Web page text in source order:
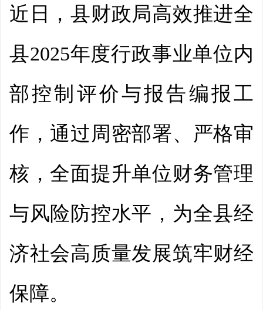
近日，县财政局高效推进全
县2025年度行政事业单位内
部控制评价与报告编报工
作，通过周密部署、严格审
核，全面提升单位财务管理
与风险防控水平，为全县经
济社会高质量发展筑牢财经
保障。